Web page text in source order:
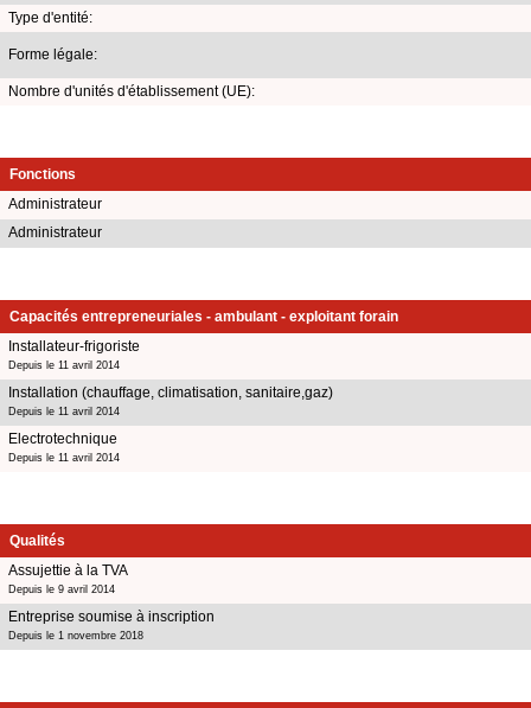
Type d'entité:
Forme légale:
Nombre d'unités d'établissement (UE):
Fonctions
Administrateur
Administrateur
Capacités entrepreneuriales - ambulant - exploitant forain
Installateur-frigoriste
Depuis le 11 avril 2014
Installation (chauffage, climatisation, sanitaire,gaz)
Depuis le 11 avril 2014
Electrotechnique
Depuis le 11 avril 2014
Qualités
Assujettie à la TVA
Depuis le 9 avril 2014
Entreprise soumise à inscription
Depuis le 1 novembre 2018